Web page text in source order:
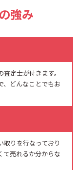
強み
定士が付きます。
、どんなことでもお
りを行なっており
て売れるか分からな